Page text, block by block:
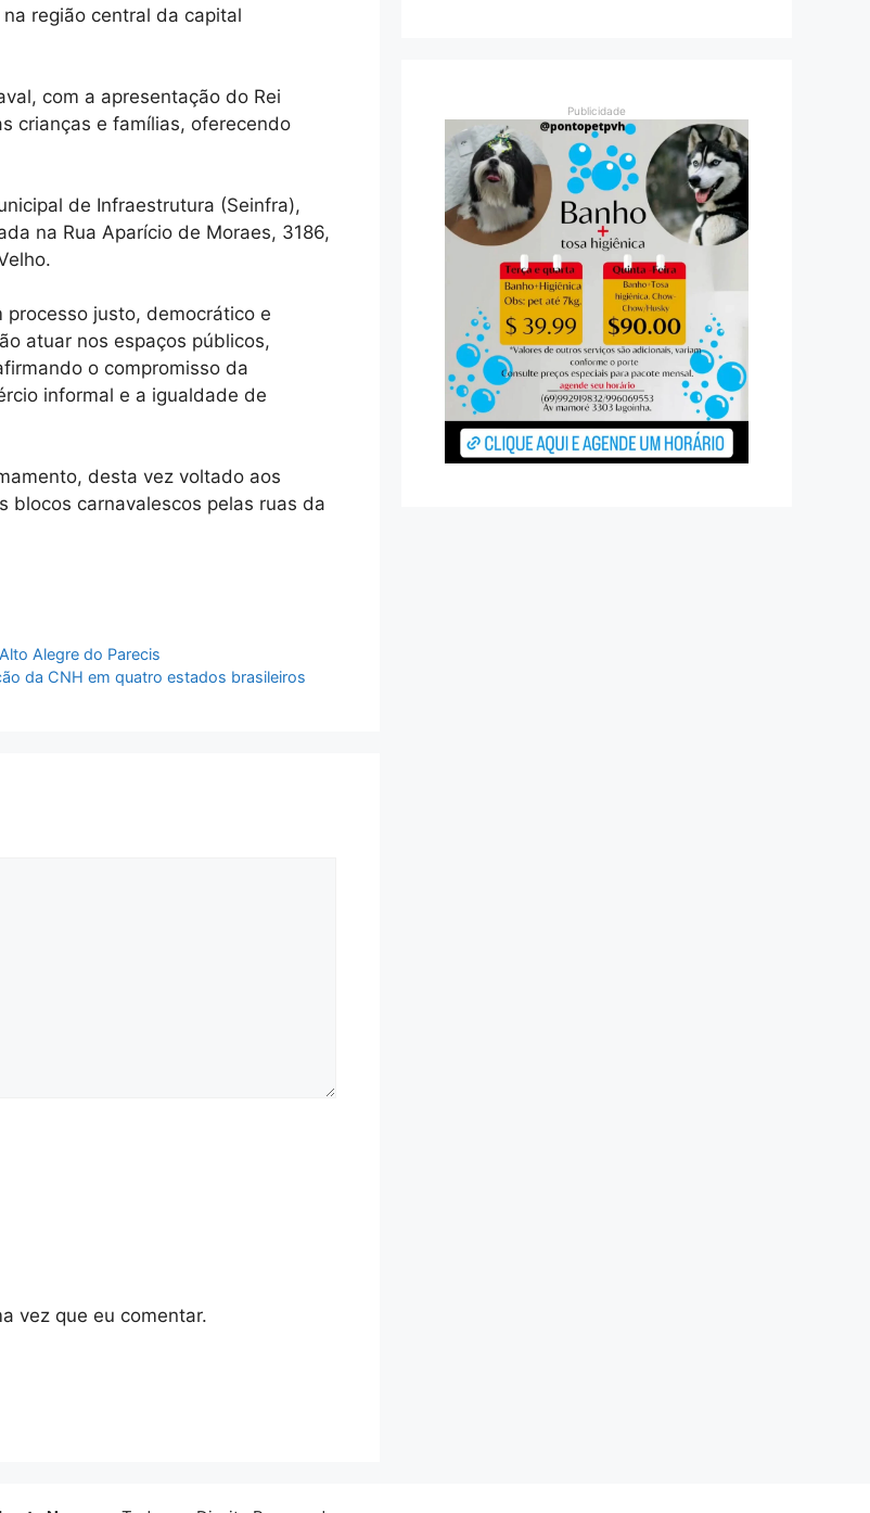
região central da capital
com a apresentação do Rei
crianças e famílias, oferecendo
de Infraestrutura (Seinfra),
na Rua Aparício de Moraes, 3186,
justo, democrático e
atuar nos espaços públicos,
o compromisso da
informal e a igualdade de
desta vez voltado aos
blocos carnavalescos pelas ruas da
Alegre do Parecis
da CNH em quatro estados brasileiros
vez que eu comentar.
Publicidade